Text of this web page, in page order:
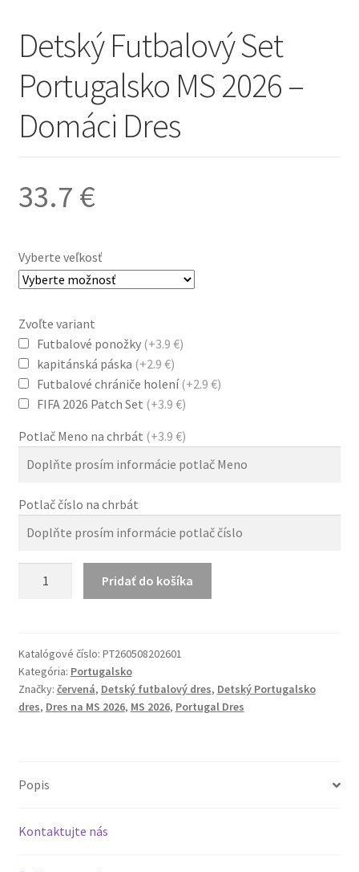
Detský Futbalový Set
Portugalsko MS 2026 –
Domáci Dres
33.7 €
Vyberte veľkosť
Zvoľte variant
Futbalové ponožky (+3.9 €)
kapitánská páska (+2.9 €)
Futbalové chrániče holení(+2.9 €)
FIFA 2026 Patch Set (+3.9 €)
Potlač Meno na chrbát (+3.9 €)
Potlač číslo na chrbát
Portugalsko
MS
2026
–
Pridať do košíka
Katalógové číslo: PT260508202601
Kategória: Portugalsko
Značky: červená, Detský futbalový dres, Detský Portugalsko
dres, Dres na MS 2026, MS 2026, Portugal Dres
Popis
Kontaktujte nás